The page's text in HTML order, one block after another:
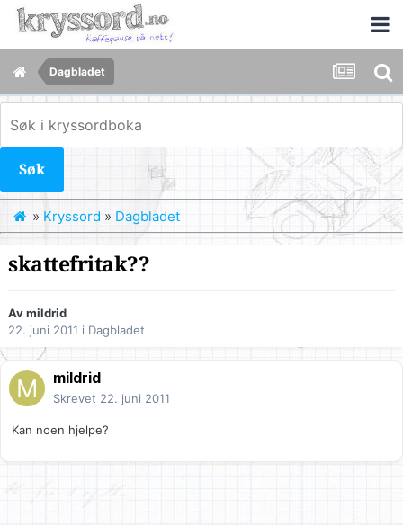
Dagbladet
Søk
» Kryssord » Dagbladet
skattefritak??
Avmildrid
22. juni 2011 i Dagbladet
mildrid
Skrevet 22. juni 2011
Kan noen hjelpe?